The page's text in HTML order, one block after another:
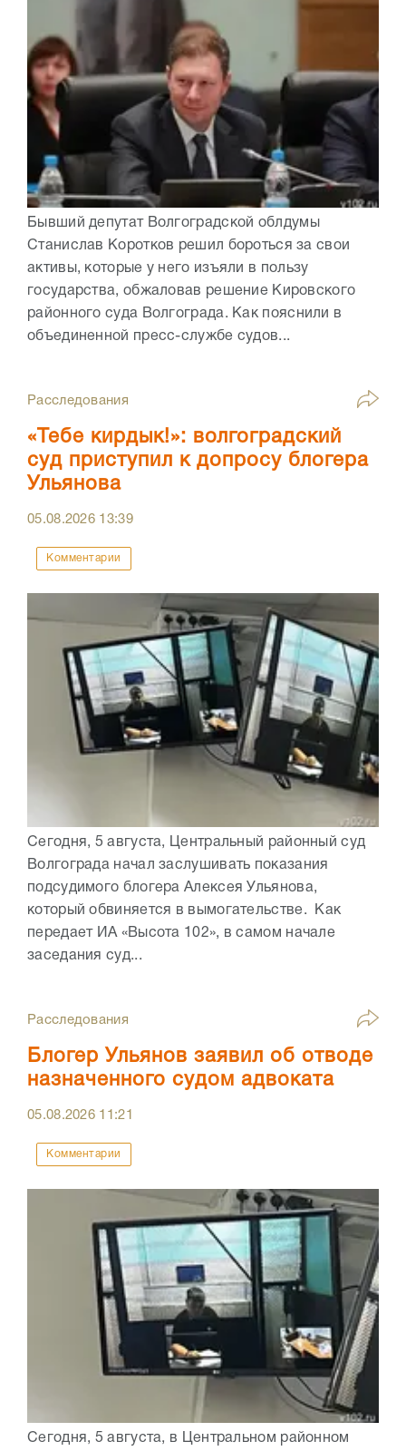
Бывший депутат Волгоградской облдумы
Станислав Коротков решил бороться за свои
активы, которые у него изъяли в пользу
государства, обжаловав решение Кировского
районного суда Волгограда. Как пояснили в
объединенной пресс-службе судов...
Расследования
«Тебе кирдык!»: волгоградский
суд приступил к допросу блогера
Ульянова
05.08.2026 13:39
Комментарии
Сегодня, 5 августа, Центральный районный суд
Волгограда начал заслушивать показания
подсудимого блогера Алексея Ульянова,
который обвиняется в вымогательстве. Как
передает ИА «Высота 102», в самом начале
заседания суд...
Расследования
Блогер Ульянов заявил об отводе
назначенного судом адвоката
05.08.2026 11:21
Комментарии
Сегодня, 5 августа, в Центральном районном